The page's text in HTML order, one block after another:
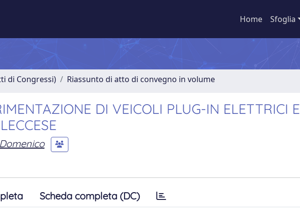
Home Sfoglia
di Congressi) Riassunto di atto di convegno in volume
DI VEICOLI PLUG-IN ELETTRICI E
Scheda completa (DC)